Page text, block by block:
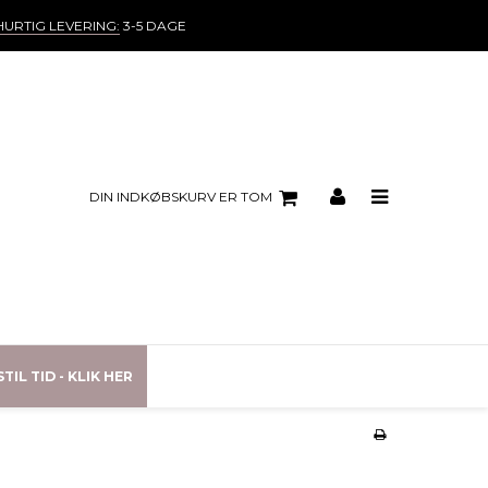
LEVERING: 3-5 DAGE
DIN INDKØBSKURV ER TOM
TID - KLIK HER